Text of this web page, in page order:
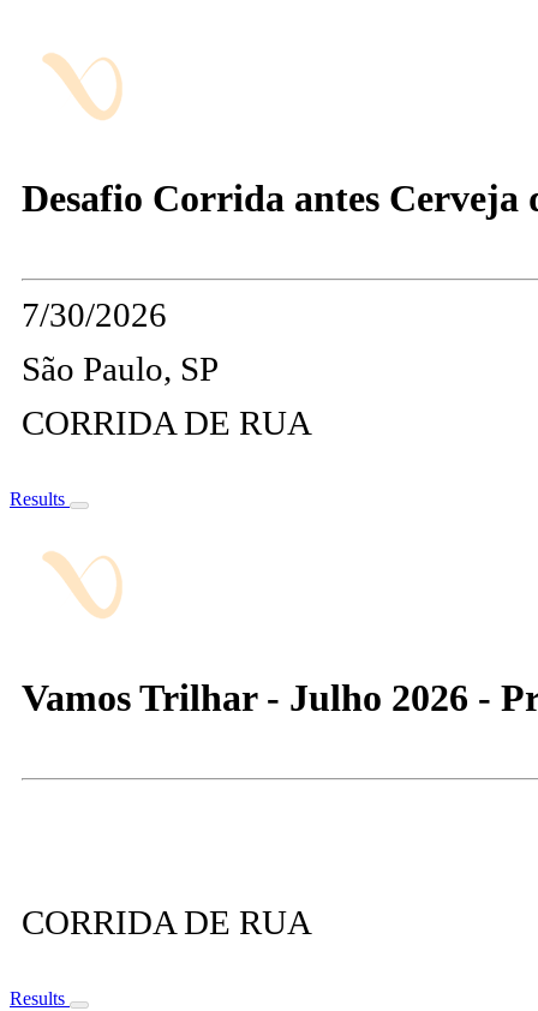
Desafio Corrida antes Cerveja
7/30/2026
São Paulo, SP
CORRIDA DE RUA
Results
Vamos Trilhar - Julho 2026 -
CORRIDA DE RUA
Results